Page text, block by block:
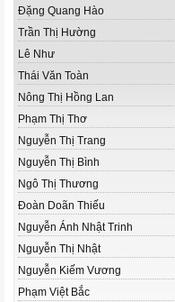
Đặng Quang Hào
Trần Thị Hường
Lê Như
Thái Văn Toàn
Nông Thị Hồng Lan
Phạm Thị Thơ
Nguyễn Thị Trang
Nguyễn Thị Bình
Ngô Thị Thương
Đoàn Doãn Thiếu
Nguyễn Ánh Nhật Trinh
Nguyễn Thị Nhật
Nguyễn Kiếm Vương
Phạm Việt Bắc